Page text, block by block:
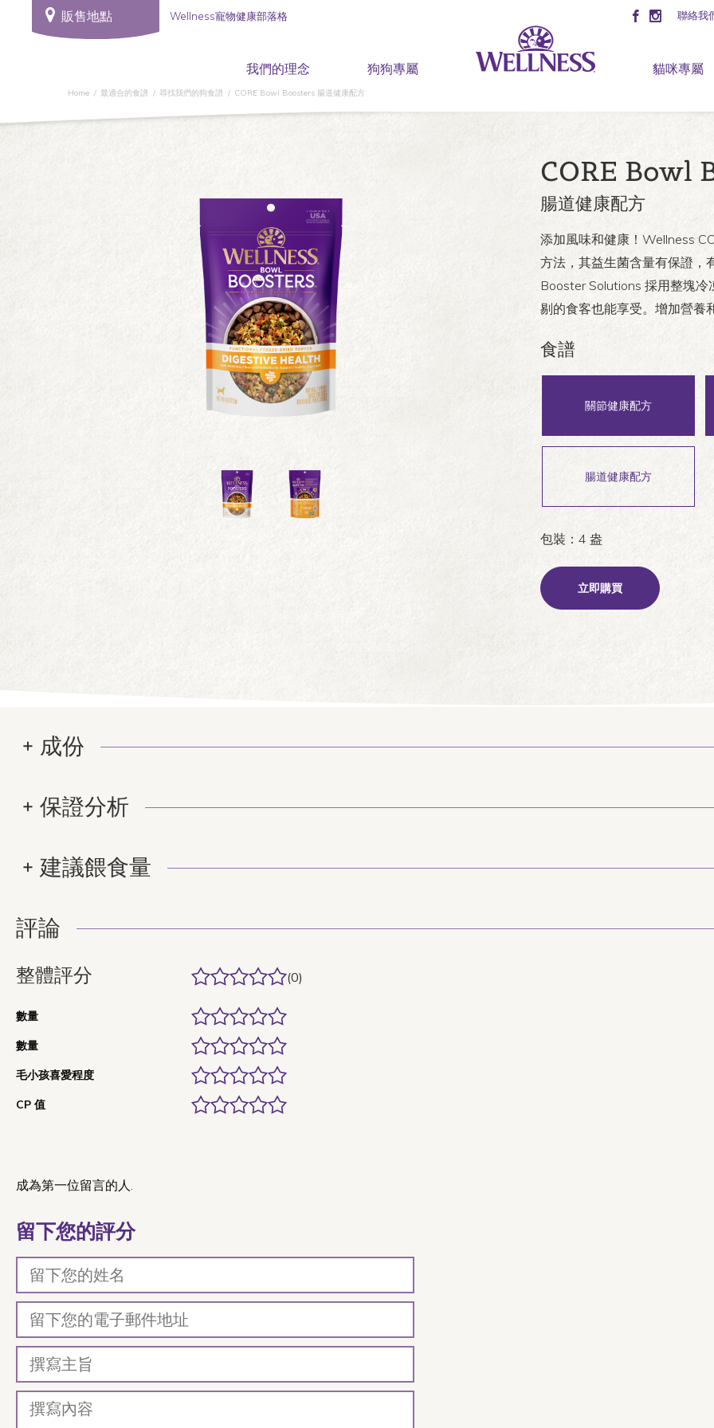
販售地點 Wellness寵物健康部落格 聯絡我
我們的理念 狗狗專屬 貓咪專屬
Home 最適合的食譜 尋找我們的狗食譜 CORE Bowl Boosters 腸道健康配方
CORE Bowl
腸道健康配方
添加風味和健康！Wellness
方法，其益生菌含量有保證，
Booster Solutions 採用整塊
剔的食客也能享受。增加營養
食譜
關節健康配方
腸道健康配方
包裝：4 盎
立即購買
成份
保證分析
建議餵食量
評論
整體評分 (0)
數量
數量
毛小孩喜愛程度
CP 值
成為第一位留言的人.
留下您的評分